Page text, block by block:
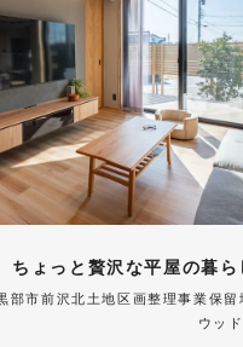
ちょっと贅沢な平屋の暮ら
部市前沢北土地区画整理事業保
ウッ